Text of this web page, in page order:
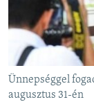
Ünnepséggel
augusztus 31-én